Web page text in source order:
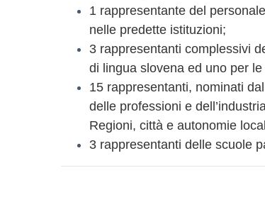
1 rappresentante del
nelle predette istituzioni;
3 rappresentanti complessivi
di lingua slovena ed uno per
15 rappresentanti, nominati
delle professioni e
Regioni, città e autonomie
3 rappresentanti delle scuole